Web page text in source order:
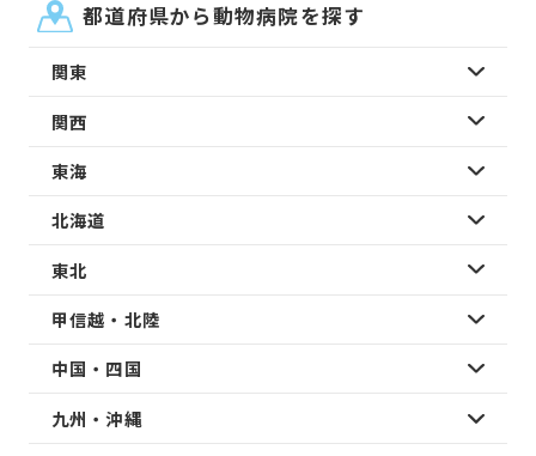
都道府県から動物病院を探す
関東
関西
東海
北海道
東北
甲信越・北陸
中国・四国
九州・沖縄